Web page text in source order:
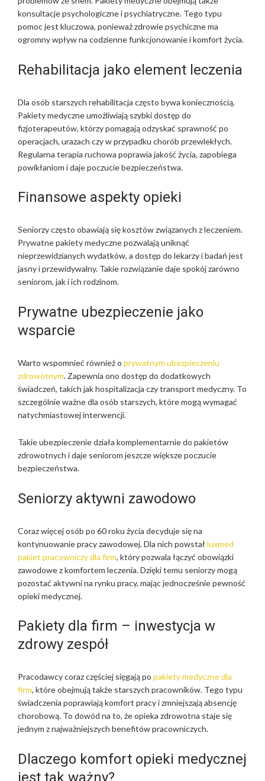
konsultacje psychologiczne i psychiatryczne. Tego typu
pomoc jest kluczowa, ponieważ zdrowie psychiczne ma
ogromny wpływ na codzienne funkcjonowanie i komfort życia.
Rehabilitacja jako element leczenia
Dla osób starszych rehabilitacja często bywa koniecznością.
Pakiety medyczne umożliwiają szybki dostęp do
fizjoterapeutów, którzy pomagają odzyskać sprawność po
operacjach, urazach czy w przypadku chorób przewlekłych.
Regularna terapia ruchowa poprawia jakość życia, zapobiega
powikłaniom i daje poczucie bezpieczeństwa.
Finansowe aspekty opieki
Seniorzy często obawiają się kosztów związanych z leczeniem.
Prywatne pakiety medyczne pozwalają uniknąć
nieprzewidzianych wydatków, a dostęp do lekarzy i badań jest
jasny i przewidywalny. Takie rozwiązanie daje spokój zarówno
seniorom, jak i ich rodzinom.
Prywatne ubezpieczenie jako
wsparcie
Warto wspomnieć również o prywatnym ubezpieczeniu
zdrowotnym. Zapewnia ono dostęp do dodatkowych
świadczeń, takich jak hospitalizacja czy transport medyczny. To
szczególnie ważne dla osób starszych, które mogą wymagać
natychmiastowej interwencji.
Takie ubezpieczenie działa komplementarnie do pakietów
zdrowotnych i daje seniorom jeszcze większe poczucie
bezpieczeństwa.
Seniorzy aktywni zawodowo
Coraz więcej osób po 60 roku życia decyduje się na
kontynuowanie pracy zawodowej. Dla nich powstał luxmed
pakiet pracowniczy dla firm, który pozwala łączyć obowiązki
zawodowe z komfortem leczenia. Dzięki temu seniorzy mogą
pozostać aktywni na rynku pracy, mając jednocześnie pewność
opieki medycznej.
Pakiety dla firm – inwestycja w
zdrowy zespół
Pracodawcy coraz częściej sięgają po pakiety medyczne dla
firm, które obejmują także starszych pracowników. Tego typu
świadczenia poprawiają komfort pracy i zmniejszają absencję
chorobową. To dowód na to, że opieka zdrowotna staje się
jednym z najważniejszych benefitów pracowniczych.
Dlaczego komfort opieki medycznej
jest tak ważny?